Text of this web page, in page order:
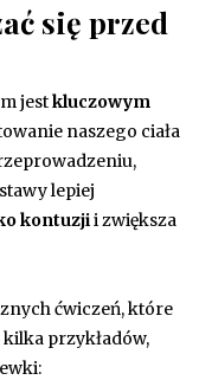
się przed
jestkluczowym
naszego ciała
lepiej
kontuzjii zwiększa
ćwiczeń, które
przykładów,